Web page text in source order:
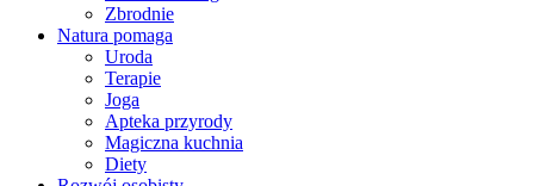
Zbrodnie
Natura pomaga
Uroda
Terapie
Joga
Apteka przyrody
Magiczna kuchnia
Diety